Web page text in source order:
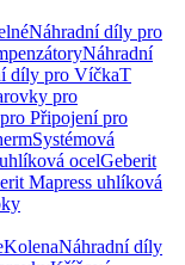
Náhradní díly pro
Náhradní
díly pro VíčkaT
pro
Připojení pro
Systémová
ocelGeberit
Mapress uhlíková
KolenaNáhradní díly